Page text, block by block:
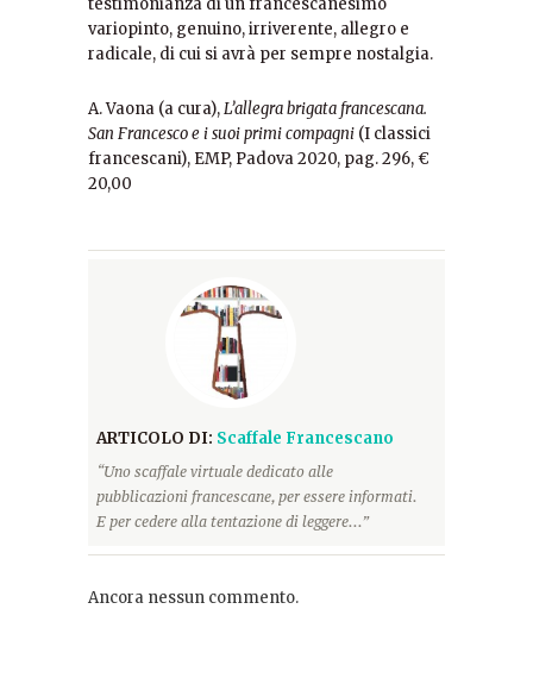
testimonianza di un francescanesimo
variopinto, genuino, irriverente, allegro e
radicale, di cui si avrà per sempre nostalgia.
A. Vaona (a cura),L’allegra brigata francescana.
San Francesco e i suoi primi compagni (I classici
francescani), EMP, Padova 2020, pag. 296, €
20,00
ARTICOLO DI: Scaffale Francescano
“Uno scaffale virtuale dedicato alle
pubblicazioni francescane, per essere informati.
E per cedere alla tentazione di leggere...”
Ancora nessun commento.